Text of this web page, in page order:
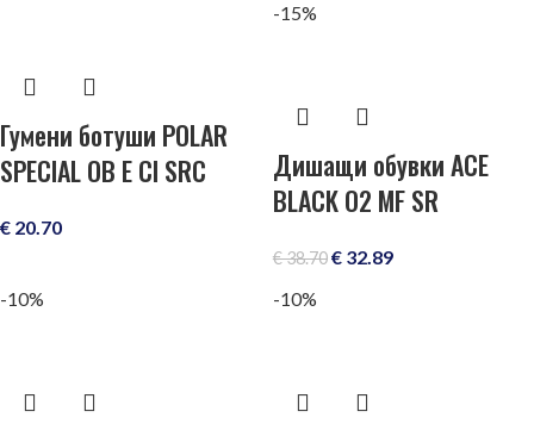
Гумени ботуши POLAR
SPECIAL OB E CI SRC
€ 20.70
-15%
Дишащи обувки ACE
BLACK O2 MF SR
€38.70€ 32.89
-10%
-10%